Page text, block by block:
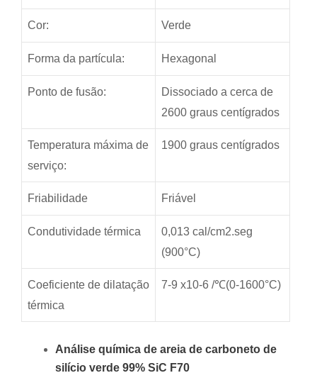
Cor: Verde
Forma da partícula: Hexagonal
Ponto de fusão:
Dissociado a cerca de
2600 graus centígrados
Temperatura máxima de
serviço:
1900 graus centígrados
Friabilidade Friável
Condutividade térmica
0,013 cal/cm2.seg
(900°C)
Coeficiente de dilatação
térmica
7-9 x10-6 /℃(0-1600°C)
Análise química de areia de carboneto de
silício verde 99% SiC F70